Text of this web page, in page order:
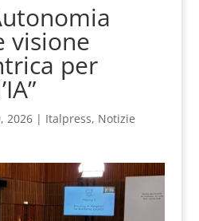
visione
per
2026| Italpress, Notizie